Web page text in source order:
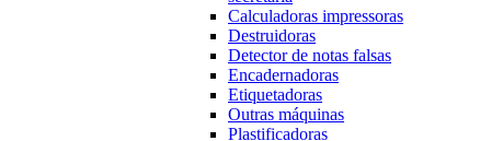
Calculadoras impressoras
Destruidoras
Detector de notas falsas
Encadernadoras
Etiquetadoras
Outras máquinas
Plastificadoras